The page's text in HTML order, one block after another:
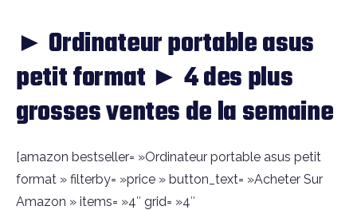
► Ordinateur portable asus
petit format ► 4 des plus
grosses ventes de la semaine
[amazon bestseller= »Ordinateur portable asus petit
format » filterby= »price » button_text= »Acheter Sur
Amazon » items= »4″ grid= »4″